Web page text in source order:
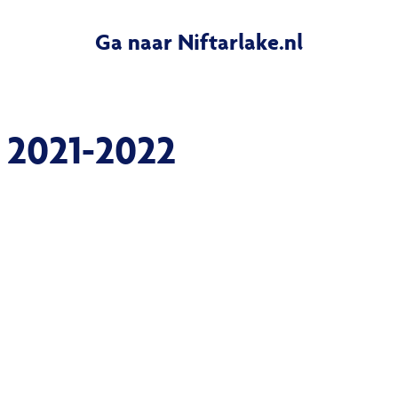
Ga naar Niftarlake.nl
2022